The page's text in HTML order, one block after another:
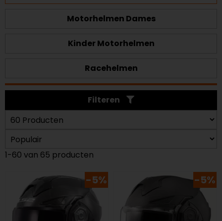
Motorhelmen Dames
Kinder Motorhelmen
Racehelmen
Filteren
1-60 van 65 producten
-5% -5%